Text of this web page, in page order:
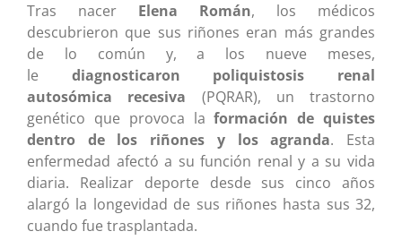
Tras nacer Elena Román, los médicos
descubrieron que sus riñones eran más grandes
de lo común y, a los nueve meses,
le diagnosticaron poliquistosis renal
autosómica recesiva (PQRAR), un trastorno
genético que provoca laformación de quistes
dentro de los riñones y los agranda. Esta
enfermedad afectó a su función renal y a su vida
diaria. Realizar deporte desde sus cinco años
alargó la longevidad de sus riñones hasta sus 32,
cuando fue trasplantada.